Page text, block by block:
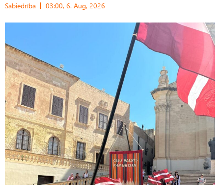
Sabiedrība 03:00, 6. Aug, 2026